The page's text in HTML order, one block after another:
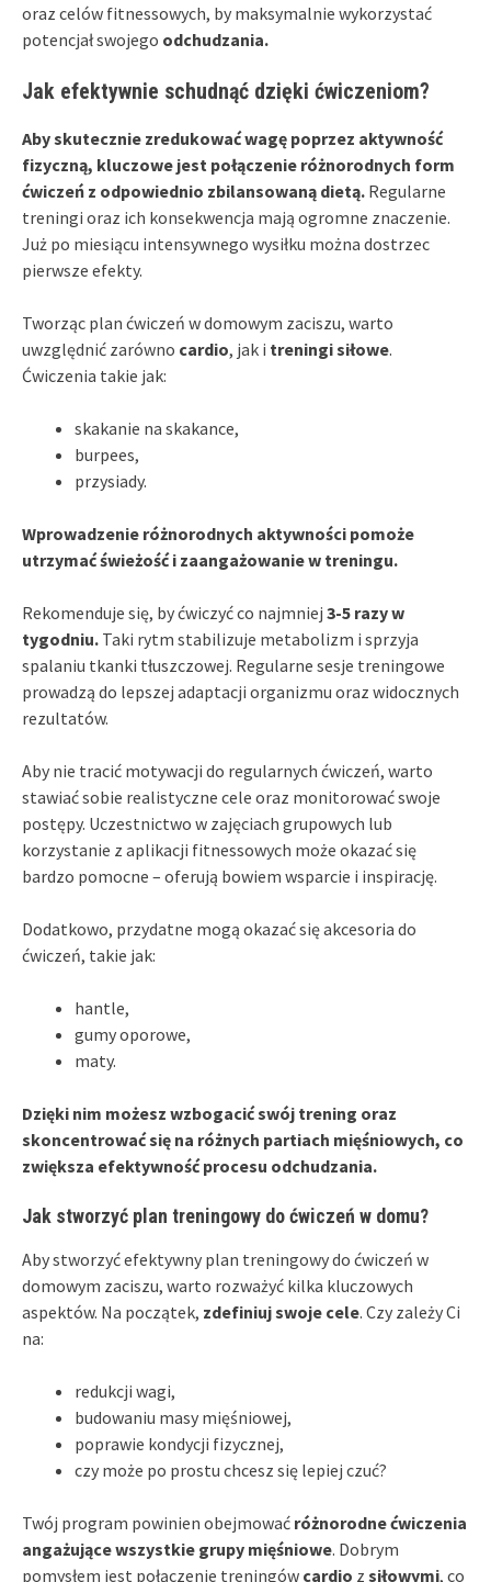
oraz celów fitnessowych, by maksymalnie wykorzystać
potencjał swojego odchudzania.
Jak efektywnie schudnąć dzięki ćwiczeniom?
Aby skutecznie zredukować wagę poprzez aktywność
fizyczną, kluczowe jest połączenie różnorodnych form
ćwiczeń z odpowiednio zbilansowaną dietą. Regularne
treningi oraz ich konsekwencja mają ogromne znaczenie.
Już po miesiącu intensywnego wysiłku można dostrzec
pierwsze efekty.
Tworząc plan ćwiczeń w domowym zaciszu, warto
uwzględnić zarówno cardio, jak i treningi siłowe.
Ćwiczenia takie jak:
skakanie na skakance,
burpees,
przysiady.
Wprowadzenie różnorodnych aktywności pomoże
utrzymać świeżość i zaangażowanie w treningu.
Rekomenduje się, by ćwiczyć co najmniej 3-5 razy w
tygodniu. Taki rytm stabilizuje metabolizm i sprzyja
spalaniu tkanki tłuszczowej. Regularne sesje treningowe
prowadzą do lepszej adaptacji organizmu oraz widocznych
rezultatów.
Aby nie tracić motywacji do regularnych ćwiczeń, warto
stawiać sobie realistyczne cele oraz monitorować swoje
postępy. Uczestnictwo w zajęciach grupowych lub
korzystanie z aplikacji fitnessowych może okazać się
bardzo pomocne – oferują bowiem wsparcie i inspirację.
Dodatkowo, przydatne mogą okazać się akcesoria do
ćwiczeń, takie jak:
hantle,
gumy oporowe,
maty.
Dzięki nim możesz wzbogacić swój trening oraz
skoncentrować się na różnych partiach mięśniowych, co
zwiększa efektywność procesu odchudzania.
Jak stworzyć plan treningowy do ćwiczeń w domu?
Aby stworzyć efektywny plan treningowy do ćwiczeń w
domowym zaciszu, warto rozważyć kilka kluczowych
aspektów. Na początek, zdefiniuj swoje cele. Czy zależy Ci
na:
redukcji wagi,
budowaniu masy mięśniowej,
poprawie kondycji fizycznej,
czy może po prostu chcesz się lepiej czuć?
Twój program powinien obejmować różnorodne ćwiczenia
angażujące wszystkie grupy mięśniowe. Dobrym
pomysłem jest połączenie treningów cardio z siłowymi, co